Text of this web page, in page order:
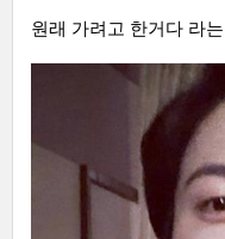
원래 가려고 한거다 라